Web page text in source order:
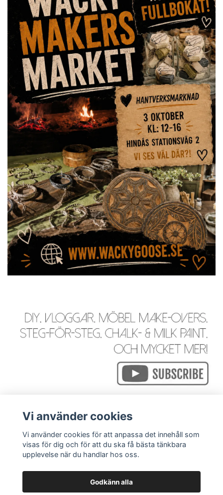
Läs mer
Vi använder cookies
Vi använder cookies för att anpassa det innehåll som
visas för dig och för att du ska få bästa tänkbara
upplevelse när du handlar hos oss.
Godkänn alla